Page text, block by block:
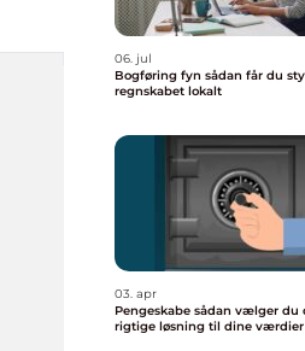
06. jul
Bogføring fyn sådan får du styr på
regnskabet lokalt
03. apr
Pengeskabe sådan vælger du den
rigtige løsning til dine værdier